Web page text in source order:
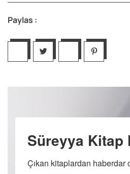
Paylas :
Süreyya Kitap
Çıkan kitaplardan haberdar